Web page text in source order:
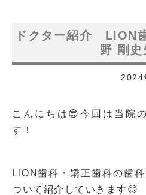
ドクター紹介 LION
野 剛史
2024
こんにちは😎今回は当院
す！
LION歯科・矯正歯科の歯
ついて紹介していきます😊